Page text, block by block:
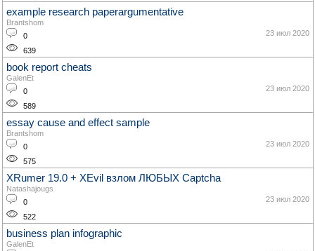
example research paperargumentative
Brantshom
0
639
23 июл 2020
book report cheats
GalenEt
0
589
23 июл 2020
essay cause and effect sample
Brantshom
0
575
23 июл 2020
XRumer 19.0 + XEvil взлом ЛЮБЫХ Captcha
Natashajougs
0
522
23 июл 2020
business plan infographic
GalenEt